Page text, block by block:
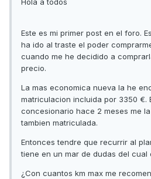
Hola a todos
Este es mi primer post en el foro.
ha ido al traste el poder
cuando me he decidido a
precio.
La mas economica nueva la he
matriculacion incluida por 3350 €.
concesionario hace 2 meses me
tambien matriculada.
Entonces tendre que recurrir al
tiene en un mar de dudas del cual
¿Con cuantos km max me